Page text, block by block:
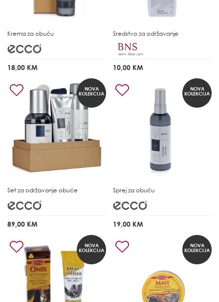
Krema za obuću
18,00 KM
Sredstvo za održavanje
10,00 KM
NOVA
KOLEKCIJA
Set za održavanje obuće
89,00 KM
NOVA
KOLEKCIJA
Sprej za obuću
19,00 KM
NOVA
KOLEKCIJA
NOVA
KOLEKCIJA